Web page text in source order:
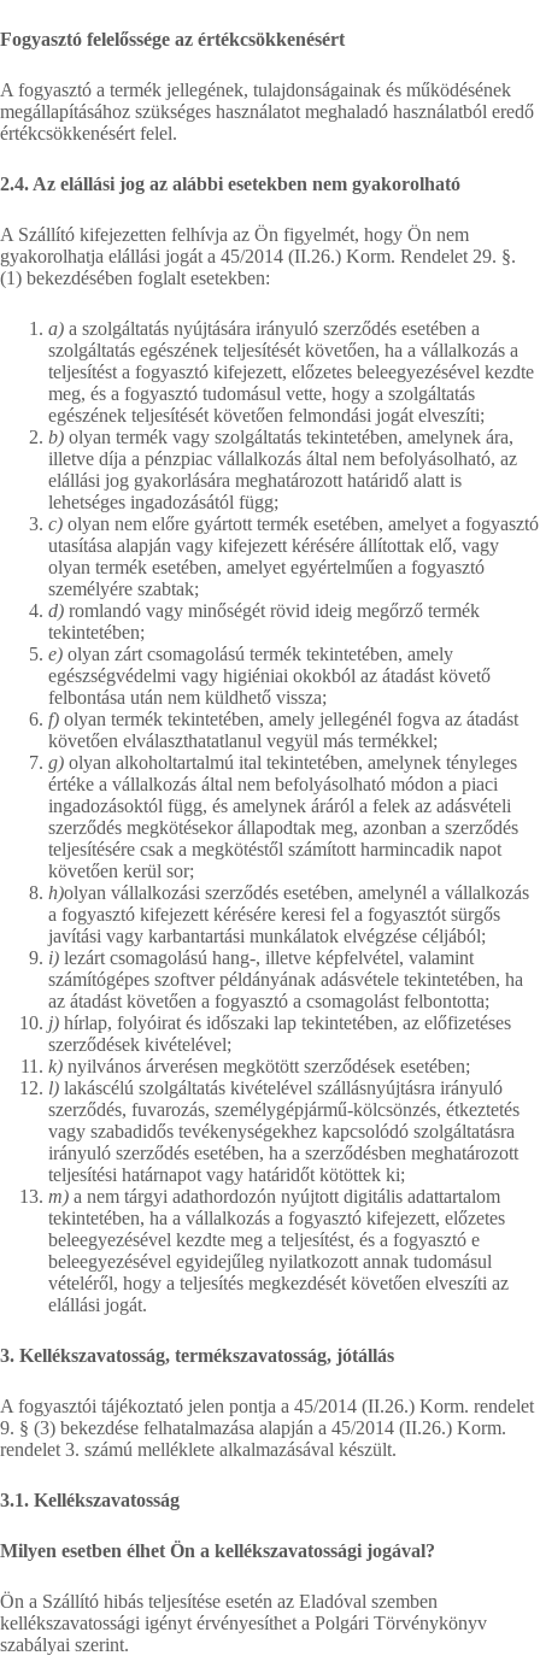
Fogyasztó felelőssége az értékcsökkenésért
A fogyasztó a termék jellegének, tulajdonságainak és működésének
megállapításához szükséges használatot meghaladó használatból eredő
értékcsökkenésért felel.
2.4. Az elállási jog az alábbi esetekben nem gyakorolható
A Szállító kifejezetten felhívja az Ön figyelmét, hogy Ön nem
gyakorolhatja elállási jogát a 45/2014 (II.26.) Korm. Rendelet 29. §.
(1) bekezdésében foglalt esetekben:
a) a szolgáltatás nyújtására irányuló szerződés esetében a
szolgáltatás egészének teljesítését követően, ha a vállalkozás a
teljesítést a fogyasztó kifejezett, előzetes beleegyezésével kezdte
meg, és a fogyasztó tudomásul vette, hogy a szolgáltatás
egészének teljesítését követően felmondási jogát elveszíti;
b) olyan termék vagy szolgáltatás tekintetében, amelynek ára,
illetve díja a pénzpiac vállalkozás által nem befolyásolható, az
elállási jog gyakorlására meghatározott határidő alatt is
lehetséges ingadozásától függ;
c) olyan nem előre gyártott termék esetében, amelyet a fogyasztó
utasítása alapján vagy kifejezett kérésére állítottak elő, vagy
olyan termék esetében, amelyet egyértelműen a fogyasztó
személyére szabtak;
d) romlandó vagy minőségét rövid ideig megőrző termék
tekintetében;
e) olyan zárt csomagolású termék tekintetében, amely
egészségvédelmi vagy higiéniai okokból az átadást követő
felbontása után nem küldhető vissza;
f) olyan termék tekintetében, amely jellegénél fogva az átadást
követően elválaszthatatlanul vegyül más termékkel;
g) olyan alkoholtartalmú ital tekintetében, amelynek tényleges
értéke a vállalkozás által nem befolyásolható módon a piaci
ingadozásoktól függ, és amelynek áráról a felek az adásvételi
szerződés megkötésekor állapodtak meg, azonban a szerződés
teljesítésére csak a megkötéstől számított harmincadik napot
követően kerül sor;
h)olyan vállalkozási szerződés esetében, amelynél a vállalkozás
a fogyasztó kifejezett kérésére keresi fel a fogyasztót sürgős
javítási vagy karbantartási munkálatok elvégzése céljából;
i) lezárt csomagolású hang-, illetve képfelvétel, valamint
számítógépes szoftver példányának adásvétele tekintetében, ha
az átadást követően a fogyasztó a csomagolást felbontotta;
j) hírlap, folyóirat és időszaki lap tekintetében, az előfizetéses
szerződések kivételével;
k) nyilvános árverésen megkötött szerződések esetében;
l) lakáscélú szolgáltatás kivételével szállásnyújtásra irányuló
szerződés, fuvarozás, személygépjármű-kölcsönzés, étkeztetés
vagy szabadidős tevékenységekhez kapcsolódó szolgáltatásra
irányuló szerződés esetében, ha a szerződésben meghatározott
teljesítési határnapot vagy határidőt kötöttek ki;
m) a nem tárgyi adathordozón nyújtott digitális adattartalom
tekintetében, ha a vállalkozás a fogyasztó kifejezett, előzetes
beleegyezésével kezdte meg a teljesítést, és a fogyasztó e
beleegyezésével egyidejűleg nyilatkozott annak tudomásul
vételéről, hogy a teljesítés megkezdését követően elveszíti az
elállási jogát.
3. Kellékszavatosság, termékszavatosság, jótállás
A fogyasztói tájékoztató jelen pontja a 45/2014 (II.26.) Korm. rendelet
9. § (3) bekezdése felhatalmazása alapján a 45/2014 (II.26.) Korm.
rendelet 3. számú melléklete alkalmazásával készült.
3.1. Kellékszavatosság
Milyen esetben élhet Ön a kellékszavatossági jogával?
Ön a Szállító hibás teljesítése esetén az Eladóval szemben
kellékszavatossági igényt érvényesíthet a Polgári Törvénykönyv
szabályai szerint.